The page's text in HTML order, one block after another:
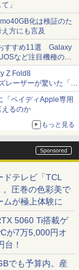
」
化は検証のた
方にも言及
すすめ11選 Galaxy
など注目機種の特
Z Fold8
レーザーが驚いた「そ
さ」
「ペイディApple専用
えるのか
もっと見る
ドテレビ「TCL
。圧巻の色彩美で
ムが極上体験に
5060 Ti搭載ゲ
が7万5,000円オ
台！
でも予算内。産